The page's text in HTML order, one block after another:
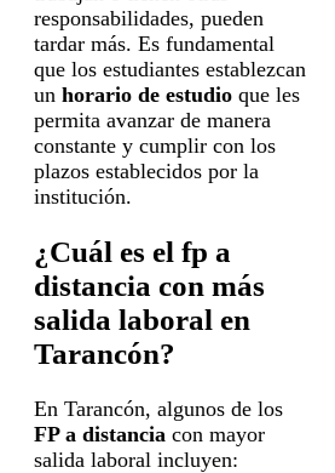
responsabilidades, pueden
tardar más. Es fundamental
que los estudiantes establezcan
un horario de estudio que les
permita avanzar de manera
constante y cumplir con los
plazos establecidos por la
institución.
¿Cuál es el fp a
distancia con más
salida laboral en
Tarancón?
En Tarancón, algunos de los
FP a distancia con mayor
salida laboral incluyen: